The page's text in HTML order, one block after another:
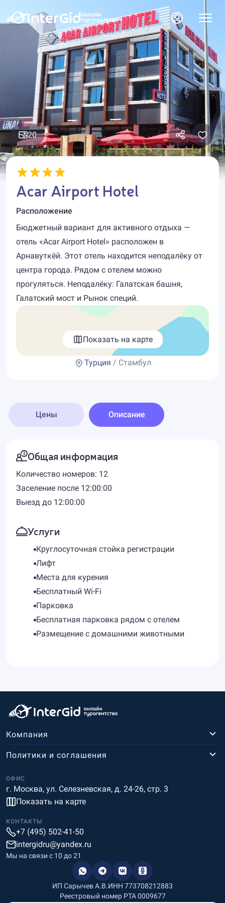
20
Acar Airport Hotel
Расположение
Бюджетный вариант для активного отдыха —
отель «Acar Airport Hotel» расположен в
Арнавуткёй. Этот отель находится неподалёку от
центра города. Рядом с отелем можно
прогуляться. Неподалёку: Галатская башня,
Галатский мост и Рынок специй.
Показать на карте
Турция / Стамбул
Цены Описание
Общая информация
Количество номеров: 12
Заселение после 12:00:00
Выезд до 12:00:00
Услуги
Круглосуточная стойка регистрации
Лифт
Места для курения
Бесплатный Wi-Fi
Парковка
Бесплатная парковка рядом с отелем
Размещение с домашними животными
Компания
ОФИС
г. Москва, ул. Селезневская, д. 24-26, стр. 3
Показать на карте
Политики и соглашения
КОНТАКТЫ
+7 (495) 502-41-50
intergidru@yandex.ru
Мы на связи c 10 до 21
ИП Сарычев А.В.ИНН 773708212883
Реестровый номер РТА 0009677